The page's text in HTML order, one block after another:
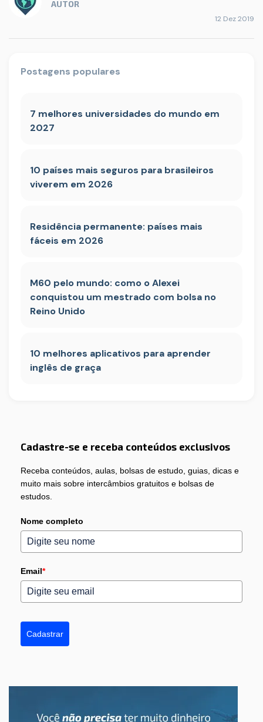
AUTOR
12 Dez 2019
Postagens populares
7 melhores universidades do mundo em
2027
10 países mais seguros para brasileiros
viverem em 2026
Residência permanente: países mais
fáceis em 2026
M60 pelo mundo: como o Alexei
conquistou um mestrado com bolsa no
Reino Unido
10 melhores aplicativos para aprender
inglês de graça
Cadastre-se e receba conteúdos exclusivos
Receba conteúdos, aulas, bolsas de estudo, guias, dicas e
muito mais sobre intercâmbios gratuitos e bolsas de
estudos.
Nome completo
Email*
Cadastrar